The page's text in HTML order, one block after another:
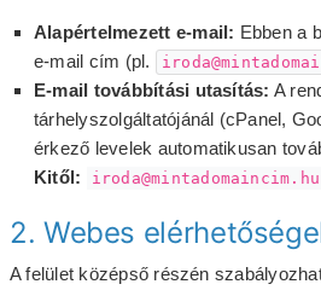
Alapértelmezett e-mail: Ebben a
e-mail cím (pl.
E-mail továbbítási utasítás: A
tárhelyszolgáltatójánál (cPanel,
érkező levelek automatikusan
Kitől:
iroda@mintadomaincim.hu
2. Webes
A felület középső részén